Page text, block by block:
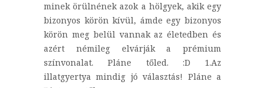
minek örülnének azok a hölgyek, akik egy
bizonyos körön kívül, ámde egy bizonyos
körön meg belül vannak az életedben és
azért némileg elvárják a prémium
színvonalat. Pláne tőled. :D 1.Az
illatgyertya mindig jó választás! Pláne a